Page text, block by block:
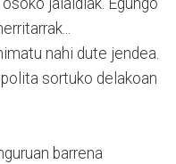
jaialdiak. Egungo
nahi dute jendea.
sortuko delakoan
barrena